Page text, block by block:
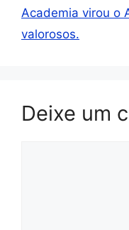
Academia virou o
valorosos.
Deixe um